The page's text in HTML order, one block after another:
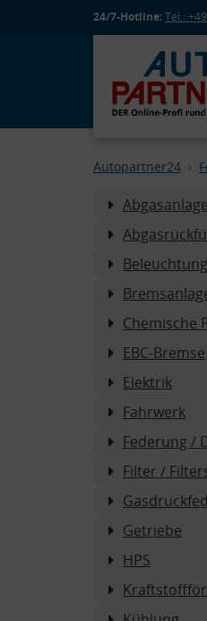
24/7-Hotline:Tel.:
Autopartner24
Abgasanlage
Chemische
EBC-Bremse
Elektrik
Fahrwerk
Federung /
Filter /
Getriebe
HPS